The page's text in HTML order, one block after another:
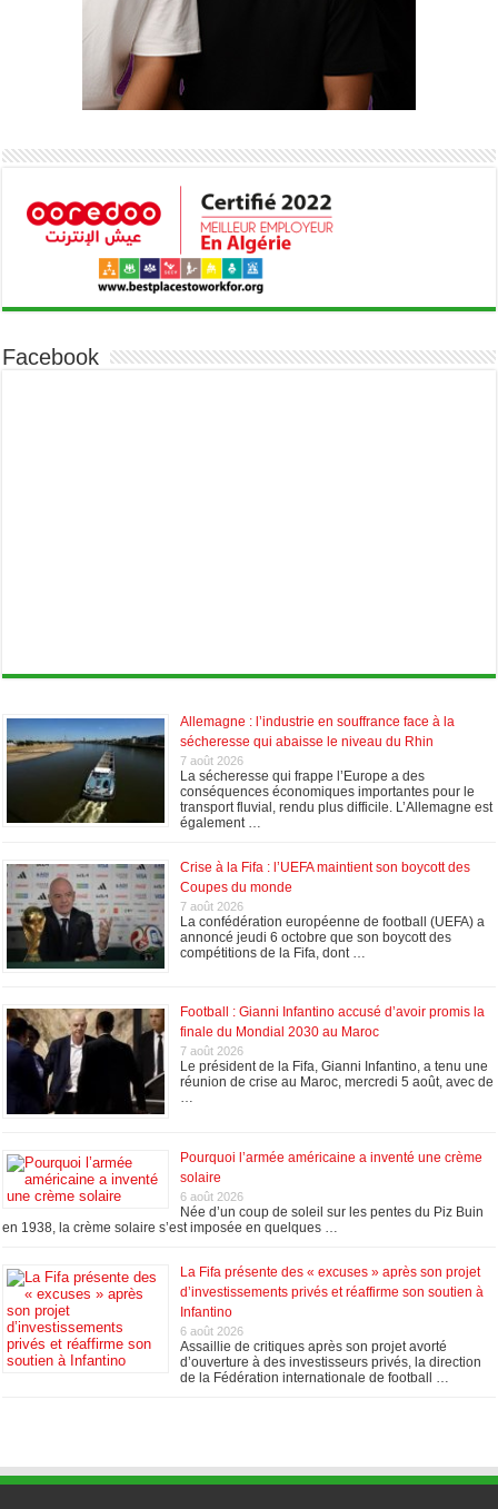
Facebook
Allemagne : l’industrie en souffrance face à la
sécheresse qui abaisse le niveau du Rhin
7 août 2026
La sécheresse qui frappe l’Europe a des
conséquences économiques importantes pour le
transport fluvial, rendu plus difficile. L’Allemagne est
également …
Crise à la Fifa : l’UEFA maintient son boycott des
Coupes du monde
7 août 2026
La confédération européenne de football (UEFA) a
annoncé jeudi 6 octobre que son boycott des
compétitions de la Fifa, dont …
Football : Gianni Infantino accusé d’avoir promis la
finale du Mondial 2030 au Maroc
7 août 2026
Le président de la Fifa, Gianni Infantino, a tenu une
réunion de crise au Maroc, mercredi 5 août, avec de
…
Pourquoi l’armée américaine a inventé une crème
solaire
6 août 2026
Née d’un coup de soleil sur les pentes du Piz Buin
en 1938, la crème solaire s’est imposée en quelques …
La Fifa présente des « excuses » après son projet
d’investissements privés et réaffirme son soutien à
Infantino
6 août 2026
Assaillie de critiques après son projet avorté
d’ouverture à des investisseurs privés, la direction
de la Fédération internationale de football …